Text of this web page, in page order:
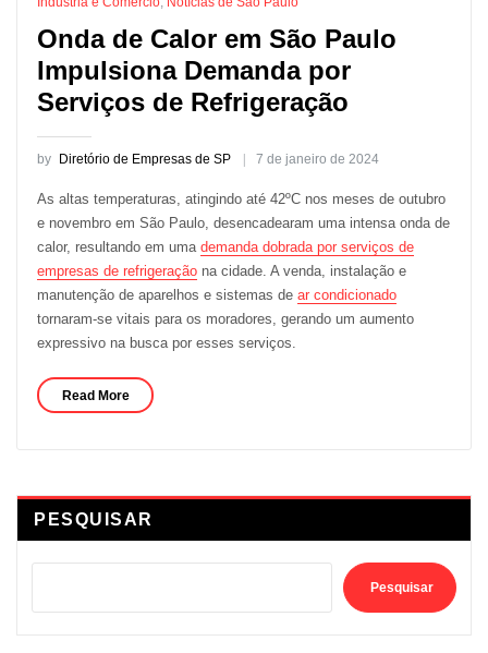
Onda de Calor em São Paulo
Impulsiona Demanda por
Serviços de Refrigeração
by Diretório de Empresas de SP 7 de janeiro de 2024
As altas temperaturas, atingindo até 42ºC nos meses de outubro
e novembro em São Paulo, desencadearam uma intensa onda de
calor, resultando em uma demanda dobrada por serviços de
empresas de refrigeraçãona cidade. A venda, instalação e
manutenção de aparelhos e sistemas de ar condicionado
tornaram-se vitais para os moradores, gerando um aumento
expressivo na busca por esses serviços.
Read More
PESQUISAR
Pesquisar